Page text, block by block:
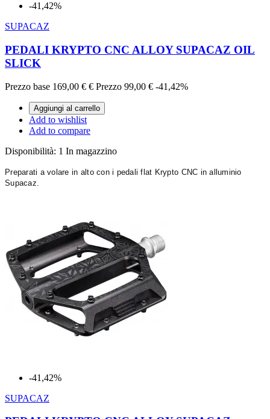
-41,42%
SUPACAZ
PEDALI KRYPTO CNC ALLOY SUPACAZ OIL
SLICK
Prezzo base 169,00 € € Prezzo 99,00 € -41,42%
Aggiungi al carrello
Add to wishlist
Add to compare
Disponibilità: 1 In magazzino
Preparati a volare in alto con i pedali flat Krypto CNC in alluminio
Supacaz.
-41,42%
SUPACAZ